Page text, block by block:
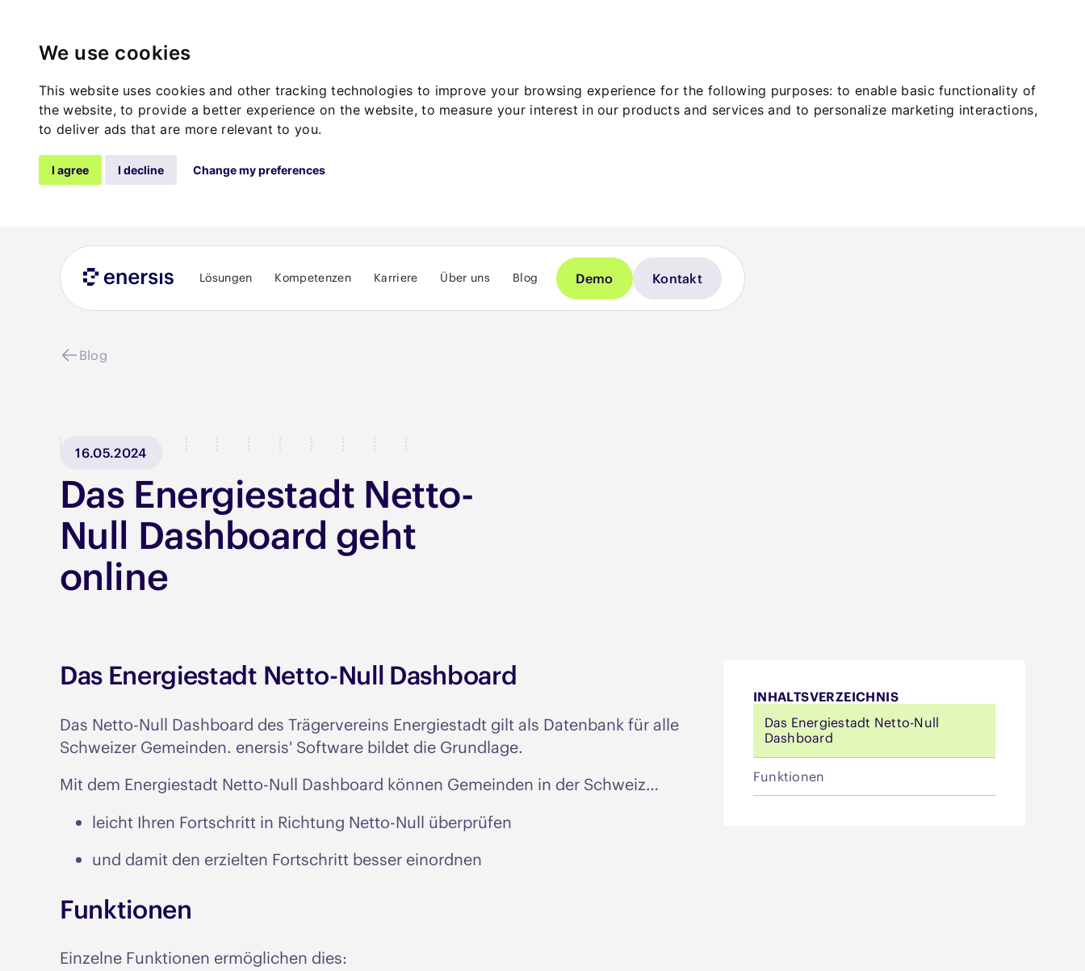
We use cookies
This website uses cookies and other tracking technologies to improve your browsing experience for the following purposes:to enable basic functionality of
the website,to provide a better experience on the website,to measure your interest in our products and services and to personalize marketing interactions,
to deliver ads that are more relevant to you.
I agree I decline Change my preferences
Lösungen Kompetenzen Karriere Über uns Blog Demo Kontakt
Blog
16.05.2024
Das Energiestadt Netto-
Null Dashboard geht
online
Das Energiestadt Netto-Null Dashboard
Das Netto-Null Dashboard des Trägervereins Energiestadt gilt als Datenbank für alle
Schweizer Gemeinden. enersis' Software bildet die Grundlage.
Mit dem Energiestadt Netto-Null Dashboard können Gemeinden in der Schweiz…
leicht Ihren Fortschritt in Richtung Netto-Null überprüfen
und damit den erzielten Fortschritt besser einordnen
Funktionen
Einzelne Funktionen ermöglichen dies:
INHALTSVERZEICHNIS
Das Energiestadt Netto-Null
Dashboard
Funktionen